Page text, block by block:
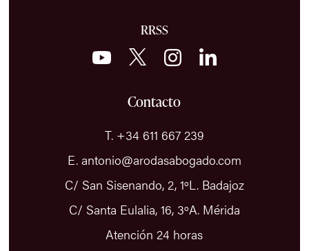
RRSS
Contacto
T. +34 611 667 239
E. antonio@arodasabogado.com
C/ San Sisenando, 2, 1ºL. Badajoz
C/ Santa Eulalia, 16, 3ºA. Mérida
Atención 24 horas